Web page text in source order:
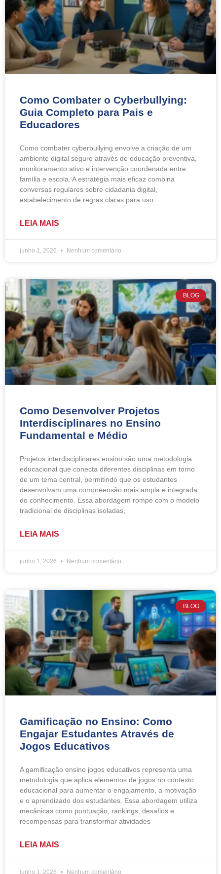
Como Combater o Cyberbullying:
Guia Completo para Pais e
Educadores
Como combater cyberbullying envolve a criação de um
ambiente digital seguro através de educação preventiva,
monitoramento ativo e intervenção coordenada entre
família e escola. A estratégia mais eficaz combina
conversas regulares sobre cidadania digital,
estabelecimento de regras claras para uso
LEIA MAIS
junho 1, 2026 Nenhum comentário
BLOG
Como Desenvolver Projetos
Interdisciplinares no Ensino
Fundamental e Médio
Projetos interdisciplinares ensino são uma metodologia
educacional que conecta diferentes disciplinas em torno
de um tema central, permitindo que os estudantes
desenvolvam uma compreensão mais ampla e integrada
do conhecimento. Essa abordagem rompe com o modelo
tradicional de disciplinas isoladas,
LEIA MAIS
junho 1, 2026 Nenhum comentário
BLOG
Gamificação no Ensino: Como
Engajar Estudantes Através de
Jogos Educativos
A gamificação ensino jogos educativos representa uma
metodologia que aplica elementos de jogos no contexto
educacional para aumentar o engajamento, a motivação
e o aprendizado dos estudantes. Essa abordagem utiliza
mecânicas como pontuação, rankings, desafios e
recompensas para transformar atividades
LEIA MAIS
junho 1, 2026 Nenhum comentário